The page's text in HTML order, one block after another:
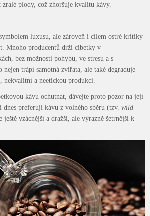
plody, což zhoršuje kvalitu kávy.
luxusu, ale zároveň i cílem ostré kritiky
Mnoho producentů drží cibetky v
bez možnosti pohybu, ve stresu a s
nejen trápí samotná zvířata, ale také degraduje
nekvalitní a neetickou produkci.
kávu ochutnat, dávejte proto pozor na její
dnes preferují kávu z volného sběru (tzv.wild
ještě vzácnější a dražší, ale výrazně šetrnější k